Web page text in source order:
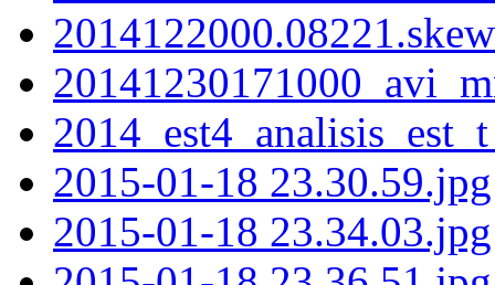
2015-01-18 23.30.59.jpg
2015-01-18 23.34.03.jpg